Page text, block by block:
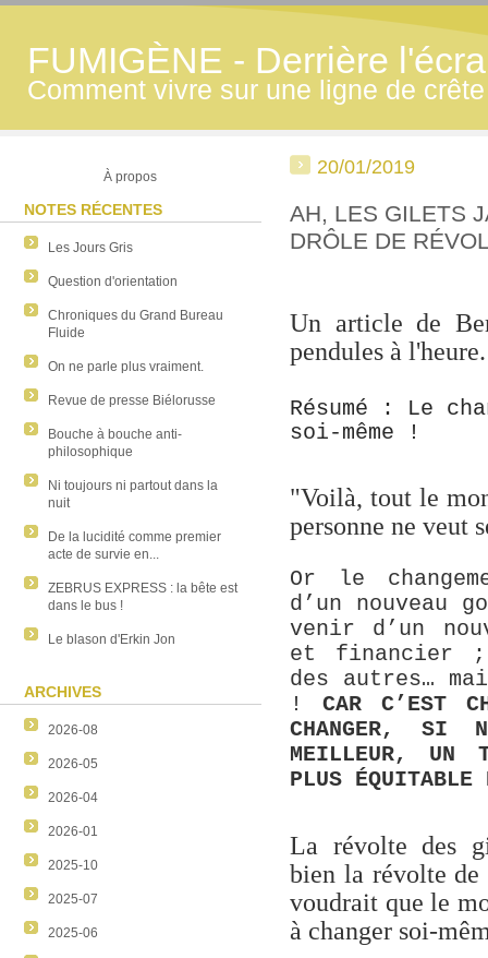
FUMIGÈNE - Derrière
Comment vivre sur une ligne de crête
À propos
NOTES RÉCENTES
Les Jours Gris
Question d'orientation
Chroniques du Grand Bureau
Fluide
On ne parle plus vraiment.
Revue de presse Biélorusse
Bouche à bouche anti-
philosophique
Ni toujours ni partout dans la
nuit
De la lucidité comme premier
acte de survie en...
ZEBRUS EXPRESS : la bête est
dans le bus !
Le blason d'Erkin Jon
ARCHIVES
2026-08
2026-05
2026-04
2026-01
2025-10
2025-07
2025-06
20/01/2019
AH, LES GILETS
DRÔLE DE
Un article de
pendules à l'heure.
Résumé : Le
soi-même !
"Voilà, tout le
personne ne veut
Or le
d’un nouveau
venir d’un
et financier
des autres…
! CAR C’EST
CHANGER, SI
MEILLEUR, UN
PLUS
La révolte des
bien la révolte de
voudrait que le
à changer soi-